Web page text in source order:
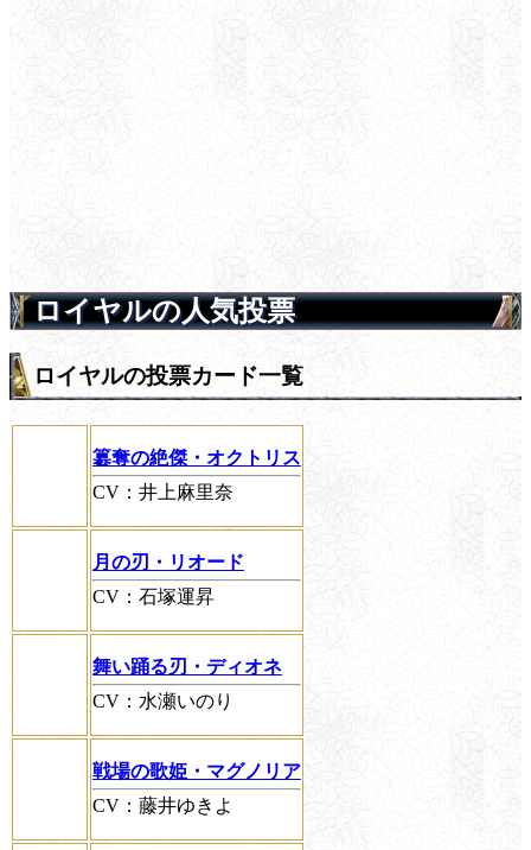
ロイヤルの人気投票
ロイヤルの投票カード一覧
簒奪の絶傑・オクトリス
CV：井上麻里奈
月の刃・リオード
CV：石塚運昇
舞い踊る刃・ディオネ
CV：水瀬いのり
戦場の歌姫・マグノリア
CV：藤井ゆきよ